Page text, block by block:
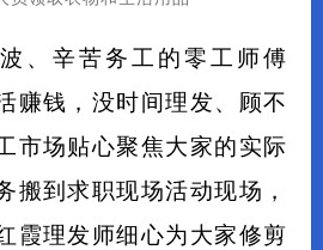
、辛苦务工的零工师傅
赚钱，没时间理发、顾不
市场贴心聚焦大家的实际
搬到求职现场活动现场，
霞理发师细心为大家修剪